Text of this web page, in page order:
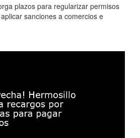
plazos para regularizar permisos
sanciones a comercios e